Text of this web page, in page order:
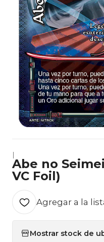
|
Abe no
VC Foil)
Agregar a la
Mostrar stock de